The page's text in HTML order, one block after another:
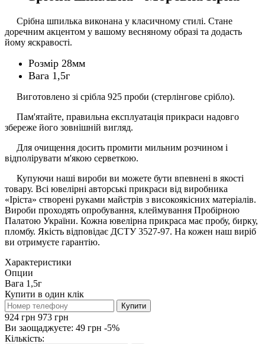
Срібна шпилька виконана у класичному стилі. Стане
доречним акцентом у вашому весняному образі та додасть
йому яскравості.
Розмір 28мм
Вага 1,5г
Виготовлено зі срібла 925 проби (стерлінгове срібло).
Пам'ятайте, правильна експлуатація прикраси надовго
збереже його зовнішній вигляд.
Для очищення досить промити мильним розчином і
відполірувати м'якою серветкою.
Купуючи наші вироби ви можете бути впевнені в якості
товару. Всі ювелірні авторські прикраси від виробника
«Іріста» створені руками майстрів з високоякісних матеріалів.
Вироби проходять опробування, клеймування Пробірною
Палатою України. Кожна ювелірна прикраса має пробу, бирку,
пломбу. Якість відповідає ДСТУ 3527-97. На кожен наш виріб
ви отримуєте гарантію.
Характеристики
Опции
Вага 1,5г
Купити в один клік
Купити
924 грн 973 грн
Ви заощаджуєте: 49 грн -5%
Кількість: